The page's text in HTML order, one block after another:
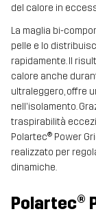
del calore in
La maglia bi-
pelle e lo
rapidamente. Il
calore anche
ultraleggero, offre
nell'isolamento.
traspirabilità
Polartec® Power
realizzato per
dinamiche.
Polartec®